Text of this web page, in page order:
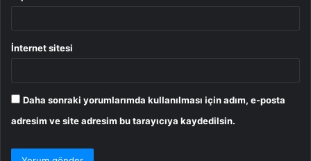
İnternet sitesi
Daha sonraki yorumlarımda kullanılması için adım, e-posta
adresim ve site adresim bu tarayıcıya kaydedilsin.